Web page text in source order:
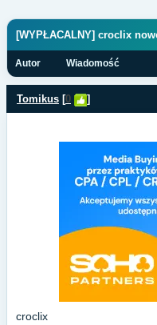
[WYPŁACALNY] croclix
Autor Wiadomość
Tomikus [0 ]
croclix